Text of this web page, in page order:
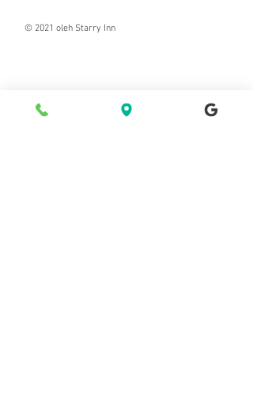
© 2021 oleh Starry Inn